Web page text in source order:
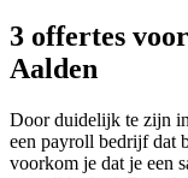
3 offertes
Aalden
Door duidelijk te zijn
een payroll bedrijf dat
voorkom je dat je een